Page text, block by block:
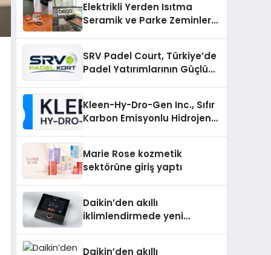
Elektrikli Yerden Isıtma
Seramik ve Parke Zeminler
SRV Padel Court, Türkiye’de
Padel Yatırımlarının Güçlü
Kleen-Hy-Dro-Gen Inc., Sıfır
Karbon Emisyonlu Hidrojen
Aldı
Marie Rose kozmetik
sektörüne giriş yaptı
Daikin’den akıllı
iklimlendirmede yeni
Daikin’den akıllı